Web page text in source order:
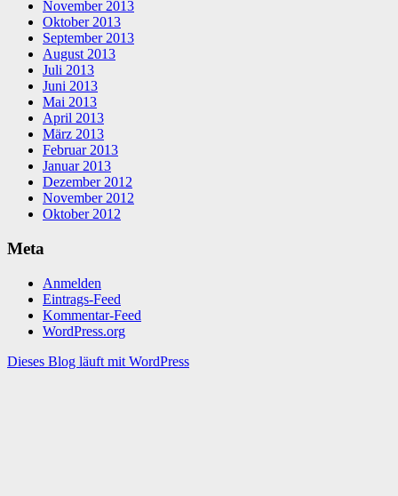
November 2013
Oktober 2013
September 2013
August 2013
Juli 2013
Juni 2013
Mai 2013
April 2013
März 2013
Februar 2013
Januar 2013
Dezember 2012
November 2012
Oktober 2012
Meta
Anmelden
Eintrags-Feed
Kommentar-Feed
WordPress.org
Dieses Blog läuft mit WordPress